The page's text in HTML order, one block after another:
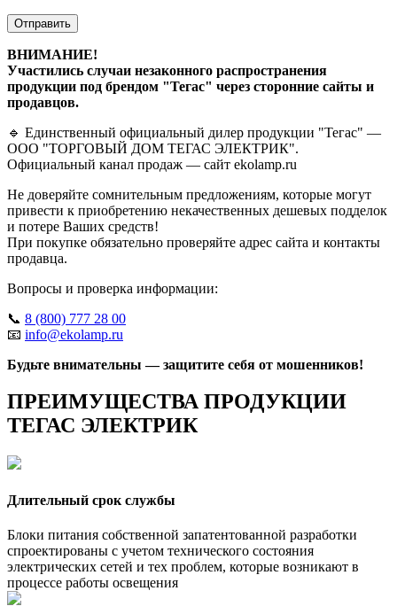
Отправить
ВНИМАНИЕ!
Участились случаи незаконного распространения
продукции под брендом "Тегас" через сторонние сайты и
продавцов.
🔹 Единственный официальный дилер продукции "Тегас" —
ООО "ТОРГОВЫЙ ДОМ ТЕГАС ЭЛЕКТРИК".
Официальный канал продаж — сайт ekolamp.ru
Не доверяйте сомнительным предложениям, которые могут
привести к приобретению некачественных дешевых подделок
и потере Ваших средств!
При покупке обязательно проверяйте адрес сайта и контакты
продавца.
Вопросы и проверка информации:
📞 8 (800) 777 28 00
📧 info@ekolamp.ru
Будьте внимательны — защитите себя от мошенников!
ПРЕИМУЩЕСТВА ПРОДУКЦИИ
ТЕГАС ЭЛЕКТРИК
Длительный срок службы
Блоки питания собственной запатентованной разработки
спроектированы с учетом технического состояния
электрических сетей и тех проблем, которые возникают в
процессе работы освещения